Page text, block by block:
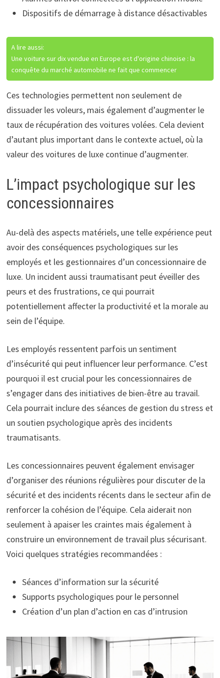
Dispositifs de démarrage à distance désactivables
A lire aussi:
Une voiture sur dix vendue en Europe est d'origine chinoise : la
conquête du marché automobile ne fait que commencer
Ces technologies permettent non seulement de
dissuader les voleurs, mais également d’augmenter le
taux de récupération des voitures volées. Cela devient
d’autant plus important dans le contexte actuel, où la
valeur des voitures de luxe continue d’augmenter.
L’impact psychologique sur les
concessionnaires
Au-delà des aspects matériels, une telle expérience peut
avoir des conséquences psychologiques sur les
employés et les gestionnaires d’un concessionnaire de
luxe. Un incident aussi traumatisant peut éveiller des
peurs et des frustrations, ce qui pourrait
potentiellement affecter la productivité et la morale au
sein de l’équipe.
Les employés ressentent parfois un sentiment
d’insécurité qui peut influencer leur performance. C’est
pourquoi il est crucial pour les concessionnaires de
s’engager dans des initiatives de bien-être au travail.
Cela pourrait inclure des séances de gestion du stress et
un soutien psychologique après des incidents
traumatisants.
Les concessionnaires peuvent également envisager
d’organiser des réunions régulières pour discuter de la
sécurité et des incidents récents dans le secteur afin de
renforcer la cohésion de l’équipe. Cela aiderait non
seulement à apaiser les craintes mais également à
construire un environnement de travail plus sécurisant.
Voici quelques stratégies recommandées :
Séances d’information sur la sécurité
Supports psychologiques pour le personnel
Création d’un plan d’action en cas d’intrusion